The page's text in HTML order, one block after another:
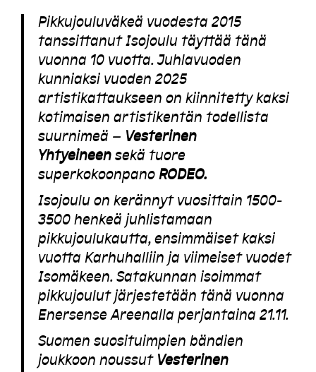
Pikkujouluväkeä vuodesta 2015
tanssittanut Isojoulu täyttää tänä
vuonna 10 vuotta. Juhlavuoden
kunniaksi vuoden 2025
artistikattaukseen on kiinnitetty kaksi
kotimaisen artistikentän todellista
suurnimeä – Vesterinen
Yhtyeineen sekä tuore
superkokoonpano RODEO.
Isojoulu on kerännyt vuosittain 1500-
3500 henkeä juhlistamaan
pikkujoulukautta, ensimmäiset kaksi
vuotta Karhuhalliin ja viimeiset vuodet
Isomäkeen. Satakunnan isoimmat
pikkujoulut järjestetään tänä vuonna
Enersense Areenalla perjantaina 21.11.
Suomen suosituimpien bändien
joukkoon noussut Vesterinen